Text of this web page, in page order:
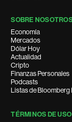
SOBRE
Economía
Mercados
Dólar Hoy
Actualidad
Cripto
Finanzas Personales
Podcasts
Listas de Bloomberg
TÉRMINOS DE USO